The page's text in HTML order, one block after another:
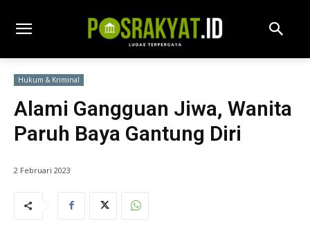
Hukum & Kriminal
Alami Gangguan Jiwa, Wanita
Paruh Baya Gantung Diri
2 Februari 2023